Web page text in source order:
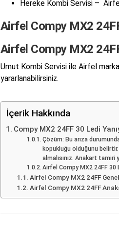
Hereke Kombi Servisi –
Airfel Compy MX2
Airfel Compy MX2
Umut Kombi Servisi ile Airfel
yararlanabilirsiniz.
İçerik Hakkında
Compy MX2 24FF 30 Ledi
Çözüm: Bu arıza
kopukluğu olduğunu belirtir.
almalısınız. Anakart tamiri
Airfel Compy MX2 24FF 30
Airfel Compy MX2 24FF
Airfel Compy MX2 24FF